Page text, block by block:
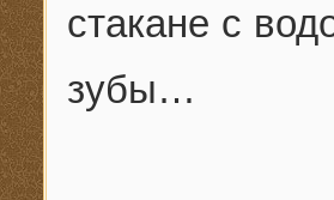
стакане с
зубы…